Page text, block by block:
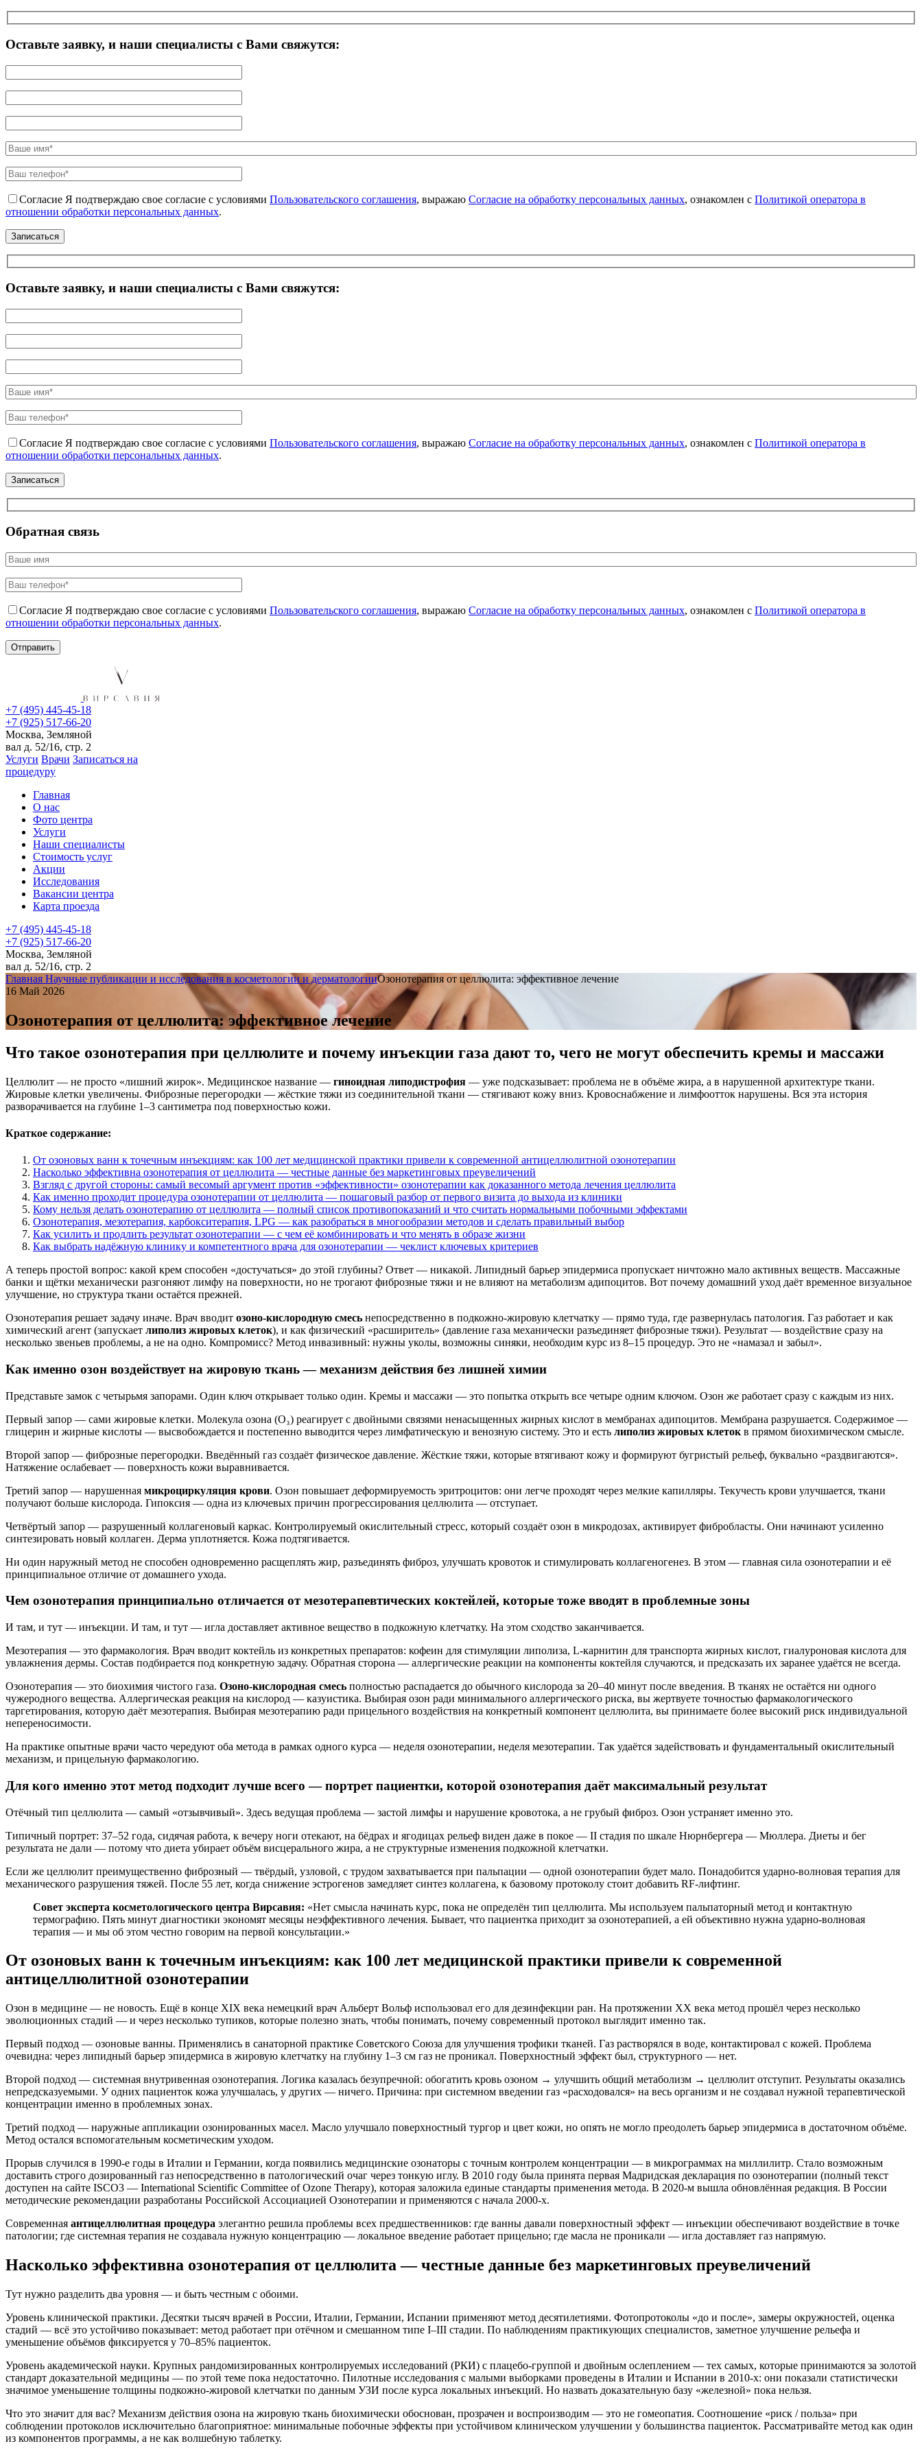
Оставьте заявку, и наши специалисты с Вами свяжутся:
Согласие Я подтверждаю свое согласие с условиями Пользовательского соглашения, выражаю Согласие на обработку персональных данных, ознакомлен с Политикой оператора в
отношении обработки персональных данных.
Оставьте заявку, и наши специалисты с Вами свяжутся:
Согласие Я подтверждаю свое согласие с условиями Пользовательского соглашения, выражаю Согласие на обработку персональных данных, ознакомлен с Политикой оператора в
отношении обработки персональных данных.
Обратная связь
Согласие Я подтверждаю свое согласие с условиями Пользовательского соглашения, выражаю Согласие на обработку персональных данных, ознакомлен с Политикой оператора в
отношении обработки персональных данных.
+7 (495) 445-45-18
+7 (925) 517-66-20
Москва, Земляной
вал д. 52/16, стр. 2
Услуги Врачи Записаться на
процедуру
Главная
О нас
Фото центра
Услуги
Наши специалисты
Стоимость услуг
Акции
Исследования
Вакансии центра
Карта проезда
+7 (495) 445-45-18
+7 (925) 517-66-20
Москва, Земляной
вал д. 52/16, стр. 2
Главная Научные публикации и исследования в косметологии и дерматологииОзонотерапия от целлюлита: эффективное лечение
16 Май 2026
Озонотерапия от целлюлита: эффективное лечение
Что такое озонотерапия при целлюлите и почему инъекции газа дают то, чего не могут обеспечить кремы и массажи
Целлюлит — не просто «лишний жирок». Медицинское название — гиноидная липодистрофия — уже подсказывает: проблема не в объёме жира, а в нарушенной архитектуре ткани.
Жировые клетки увеличены. Фиброзные перегородки — жёсткие тяжи из соединительной ткани — стягивают кожу вниз. Кровоснабжение и лимфоотток нарушены. Вся эта история
разворачивается на глубине 1–3 сантиметра под поверхностью кожи.
Краткое содержание:
От озоновых ванн к точечным инъекциям: как 100 лет медицинской практики привели к современной антицеллюлитной озонотерапии
Насколько эффективна озонотерапия от целлюлита — честные данные без маркетинговых преувеличений
Взгляд с другой стороны: самый весомый аргумент против «эффективности» озонотерапии как доказанного метода лечения целлюлита
Как именно проходит процедура озонотерапии от целлюлита — пошаговый разбор от первого визита до выхода из клиники
Кому нельзя делать озонотерапию от целлюлита — полный список противопоказаний и что считать нормальными побочными эффектами
Озонотерапия, мезотерапия, карбокситерапия, LPG — как разобраться в многообразии методов и сделать правильный выбор
Как усилить и продлить результат озонотерапии — с чем её комбинировать и что менять в образе жизни
Как выбрать надёжную клинику и компетентного врача для озонотерапии — чеклист ключевых критериев
А теперь простой вопрос: какой крем способен «достучаться» до этой глубины? Ответ — никакой. Липидный барьер эпидермиса пропускает ничтожно мало активных веществ. Массажные
банки и щётки механически разгоняют лимфу на поверхности, но не трогают фиброзные тяжи и не влияют на метаболизм адипоцитов. Вот почему домашний уход даёт временное визуальное
улучшение, но структура ткани остаётся прежней.
Озонотерапия решает задачу иначе. Врач вводит озоно-кислородную смесь непосредственно в подкожно-жировую клетчатку — прямо туда, где развернулась патология. Газ работает и как
химический агент (запускает липолиз жировых клеток), и как физический «расширитель» (давление газа механически разъединяет фиброзные тяжи). Результат — воздействие сразу на
несколько звеньев проблемы, а не на одно. Компромисс? Метод инвазивный: нужны уколы, возможны синяки, необходим курс из 8–15 процедур. Это не «намазал и забыл».
Как именно озон воздействует на жировую ткань — механизм действия без лишней химии
Представьте замок с четырьмя запорами. Один ключ открывает только один. Кремы и массажи — это попытка открыть все четыре одним ключом. Озон же работает сразу с каждым из них.
Первый запор — сами жировые клетки. Молекула озона (O₃) реагирует с двойными связями ненасыщенных жирных кислот в мембранах адипоцитов. Мембрана разрушается. Содержимое —
глицерин и жирные кислоты — высвобождается и постепенно выводится через лимфатическую и венозную систему. Это и есть липолиз жировых клеток в прямом биохимическом смысле.
Второй запор — фиброзные перегородки. Введённый газ создаёт физическое давление. Жёсткие тяжи, которые втягивают кожу и формируют бугристый рельеф, буквально «раздвигаются».
Натяжение ослабевает — поверхность кожи выравнивается.
Третий запор — нарушенная микроциркуляция крови. Озон повышает деформируемость эритроцитов: они легче проходят через мелкие капилляры. Текучесть крови улучшается, ткани
получают больше кислорода. Гипоксия — одна из ключевых причин прогрессирования целлюлита — отступает.
Четвёртый запор — разрушенный коллагеновый каркас. Контролируемый окислительный стресс, который создаёт озон в микродозах, активирует фибробласты. Они начинают усиленно
синтезировать новый коллаген. Дерма уплотняется. Кожа подтягивается.
Ни один наружный метод не способен одновременно расщеплять жир, разъединять фиброз, улучшать кровоток и стимулировать коллагеногенез. В этом — главная сила озонотерапии и её
принципиальное отличие от домашнего ухода.
Чем озонотерапия принципиально отличается от мезотерапевтических коктейлей, которые тоже вводят в проблемные зоны
И там, и тут — инъекции. И там, и тут — игла доставляет активное вещество в подкожную клетчатку. На этом сходство заканчивается.
Мезотерапия — это фармакология. Врач вводит коктейль из конкретных препаратов: кофеин для стимуляции липолиза, L-карнитин для транспорта жирных кислот, гиалуроновая кислота для
увлажнения дермы. Состав подбирается под конкретную задачу. Обратная сторона — аллергические реакции на компоненты коктейля случаются, и предсказать их заранее удаётся не всегда.
Озонотерапия — это биохимия чистого газа. Озоно-кислородная смесь полностью распадается до обычного кислорода за 20–40 минут после введения. В тканях не остаётся ни одного
чужеродного вещества. Аллергическая реакция на кислород — казуистика. Выбирая озон ради минимального аллергического риска, вы жертвуете точностью фармакологического
таргетирования, которую даёт мезотерапия. Выбирая мезотерапию ради прицельного воздействия на конкретный компонент целлюлита, вы принимаете более высокий риск индивидуальной
непереносимости.
На практике опытные врачи часто чередуют оба метода в рамках одного курса — неделя озонотерапии, неделя мезотерапии. Так удаётся задействовать и фундаментальный окислительный
механизм, и прицельную фармакологию.
Для кого именно этот метод подходит лучше всего — портрет пациентки, которой озонотерапия даёт максимальный результат
Отёчный тип целлюлита — самый «отзывчивый». Здесь ведущая проблема — застой лимфы и нарушение кровотока, а не грубый фиброз. Озон устраняет именно это.
Типичный портрет: 37–52 года, сидячая работа, к вечеру ноги отекают, на бёдрах и ягодицах рельеф виден даже в покое — II стадия по шкале Нюрнбергера — Мюллера. Диеты и бег
результата не дали — потому что диета убирает объём висцерального жира, а не структурные изменения подкожной клетчатки.
Если же целлюлит преимущественно фиброзный — твёрдый, узловой, с трудом захватывается при пальпации — одной озонотерапии будет мало. Понадобится ударно-волновая терапия для
механического разрушения тяжей. После 55 лет, когда снижение эстрогенов замедляет синтез коллагена, к базовому протоколу стоит добавить RF-лифтинг.
Совет эксперта косметологического центра Вирсавия: «Нет смысла начинать курс, пока не определён тип целлюлита. Мы используем пальпаторный метод и контактную
термографию. Пять минут диагностики экономят месяцы неэффективного лечения. Бывает, что пациентка приходит за озонотерапией, а ей объективно нужна ударно-волновая
терапия — и мы об этом честно говорим на первой консультации.»
От озоновых ванн к точечным инъекциям: как 100 лет медицинской практики привели к современной
антицеллюлитной озонотерапии
Озон в медицине — не новость. Ещё в конце XIX века немецкий врач Альберт Вольф использовал его для дезинфекции ран. На протяжении XX века метод прошёл через несколько
эволюционных стадий — и через несколько тупиков, которые полезно знать, чтобы понимать, почему современный протокол выглядит именно так.
Первый подход — озоновые ванны. Применялись в санаторной практике Советского Союза для улучшения трофики тканей. Газ растворялся в воде, контактировал с кожей. Проблема
очевидна: через липидный барьер эпидермиса в жировую клетчатку на глубину 1–3 см газ не проникал. Поверхностный эффект был, структурного — нет.
Второй подход — системная внутривенная озонотерапия. Логика казалась безупречной: обогатить кровь озоном → улучшить общий метаболизм → целлюлит отступит. Результаты оказались
непредсказуемыми. У одних пациенток кожа улучшалась, у других — ничего. Причина: при системном введении газ «расходовался» на весь организм и не создавал нужной терапевтической
концентрации именно в проблемных зонах.
Третий подход — наружные аппликации озонированных масел. Масло улучшало поверхностный тургор и цвет кожи, но опять не могло преодолеть барьер эпидермиса в достаточном объёме.
Метод остался вспомогательным косметическим уходом.
Прорыв случился в 1990-е годы в Италии и Германии, когда появились медицинские озонаторы с точным контролем концентрации — в микрограммах на миллилитр. Стало возможным
доставить строго дозированный газ непосредственно в патологический очаг через тонкую иглу. В 2010 году была принята первая Мадридская декларация по озонотерапии (полный текст
доступен на сайте ISCO3 — International Scientific Committee of Ozone Therapy), которая заложила единые стандарты применения метода. В 2020-м вышла обновлённая редакция. В России
методические рекомендации разработаны Российской Ассоциацией Озонотерапии и применяются с начала 2000-х.
Современная антицеллюлитная процедура элегантно решила проблемы всех предшественников: где ванны давали поверхностный эффект — инъекции обеспечивают воздействие в точке
патологии; где системная терапия не создавала нужную концентрацию — локальное введение работает прицельно; где масла не проникали — игла доставляет газ напрямую.
Насколько эффективна озонотерапия от целлюлита — честные данные без маркетинговых преувеличений
Тут нужно разделить два уровня — и быть честным с обоими.
Уровень клинической практики. Десятки тысяч врачей в России, Италии, Германии, Испании применяют метод десятилетиями. Фотопротоколы «до и после», замеры окружностей, оценка
стадий — всё это устойчиво показывает: метод работает при отёчном и смешанном типе I–III стадии. По наблюдениям практикующих специалистов, заметное улучшение рельефа и
уменьшение объёмов фиксируется у 70–85% пациенток.
Уровень академической науки. Крупных рандомизированных контролируемых исследований (РКИ) с плацебо-группой и двойным ослеплением — тех самых, которые принимаются за золотой
стандарт доказательной медицины — по этой теме пока недостаточно. Пилотные исследования с малыми выборками проведены в Италии и Испании в 2010-х: они показали статистически
значимое уменьшение толщины подкожно-жировой клетчатки по данным УЗИ после курса локальных инъекций. Но назвать доказательную базу «железной» пока нельзя.
Что это значит для вас? Механизм действия озона на жировую ткань биохимически обоснован, прозрачен и воспроизводим — это не гомеопатия. Соотношение «риск / польза» при
соблюдении протоколов исключительно благоприятное: минимальные побочные эффекты при устойчивом клиническом улучшении у большинства пациенток. Рассматривайте метод как один
из компонентов программы, а не как волшебную таблетку.